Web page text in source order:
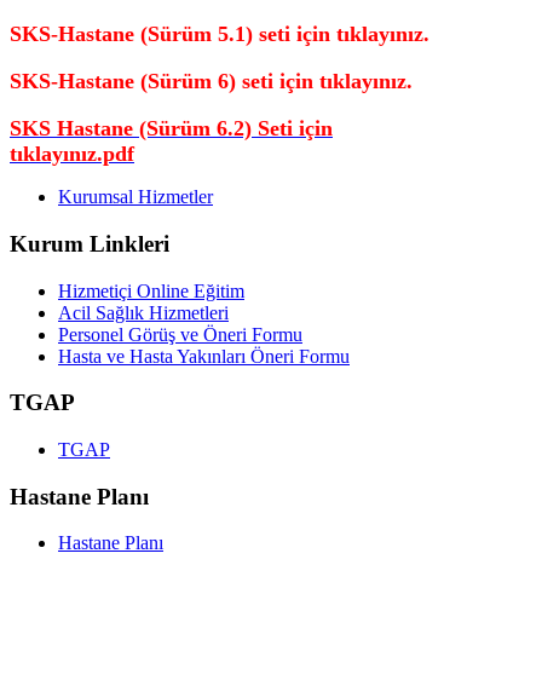
SKS-Hastane (Sürüm 5.1) seti için tıklayınız.
SKS-Hastane (Sürüm 6) seti için tıklayınız.
SKS Hastane (Sürüm 6.2) Seti için
tıklayınız.pdf
Kurumsal Hizmetler
Kurum Linkleri
Hizmetiçi Online Eğitim
Acil Sağlık Hizmetleri
Personel Görüş ve Öneri Formu
Hasta ve Hasta Yakınları Öneri Formu
TGAP
TGAP
Hastane Planı
Hastane Planı